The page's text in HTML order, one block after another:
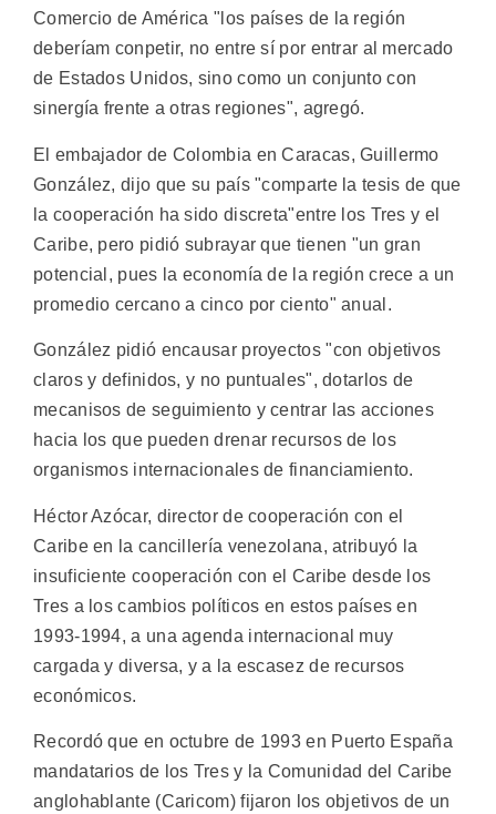
Comercio de América "los países de la región
deberíam conpetir, no entre sí por entrar al mercado
de Estados Unidos, sino como un conjunto con
sinergía frente a otras regiones", agregó.
El embajador de Colombia en Caracas, Guillermo
González, dijo que su país "comparte la tesis de que
la cooperación ha sido discreta"entre los Tres y el
Caribe, pero pidió subrayar que tienen "un gran
potencial, pues la economía de la región crece a un
promedio cercano a cinco por ciento" anual.
González pidió encausar proyectos "con objetivos
claros y definidos, y no puntuales", dotarlos de
mecanisos de seguimiento y centrar las acciones
hacia los que pueden drenar recursos de los
organismos internacionales de financiamiento.
Héctor Azócar, director de cooperación con el
Caribe en la cancillería venezolana, atribuyó la
insuficiente cooperación con el Caribe desde los
Tres a los cambios políticos en estos países en
1993-1994, a una agenda internacional muy
cargada y diversa, y a la escasez de recursos
económicos.
Recordó que en octubre de 1993 en Puerto España
mandatarios de los Tres y la Comunidad del Caribe
anglohablante (Caricom) fijaron los objetivos de un